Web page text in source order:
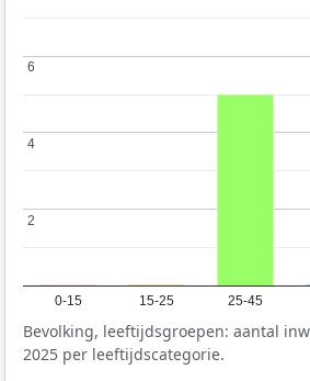
0-15 15-25 25-45
2
2
4
4
6
6
Bevolking, leeftijdsgroepen: aantal
2025 per leeftijdscategorie.